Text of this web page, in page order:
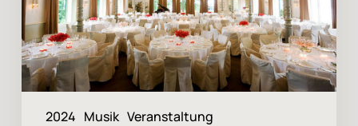
2024 Musik Veranstaltung